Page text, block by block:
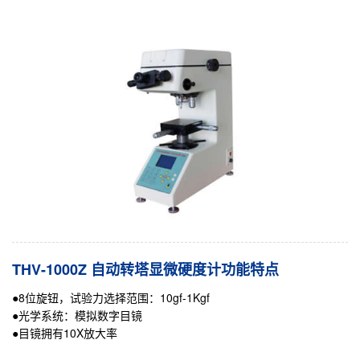
THV-1000Z 自动转塔显微硬度计功能特点
●8位旋钮，试验力选择范围：10gf-1Kgf
●光学系统：模拟数字目镜
●目镜拥有10X放大率